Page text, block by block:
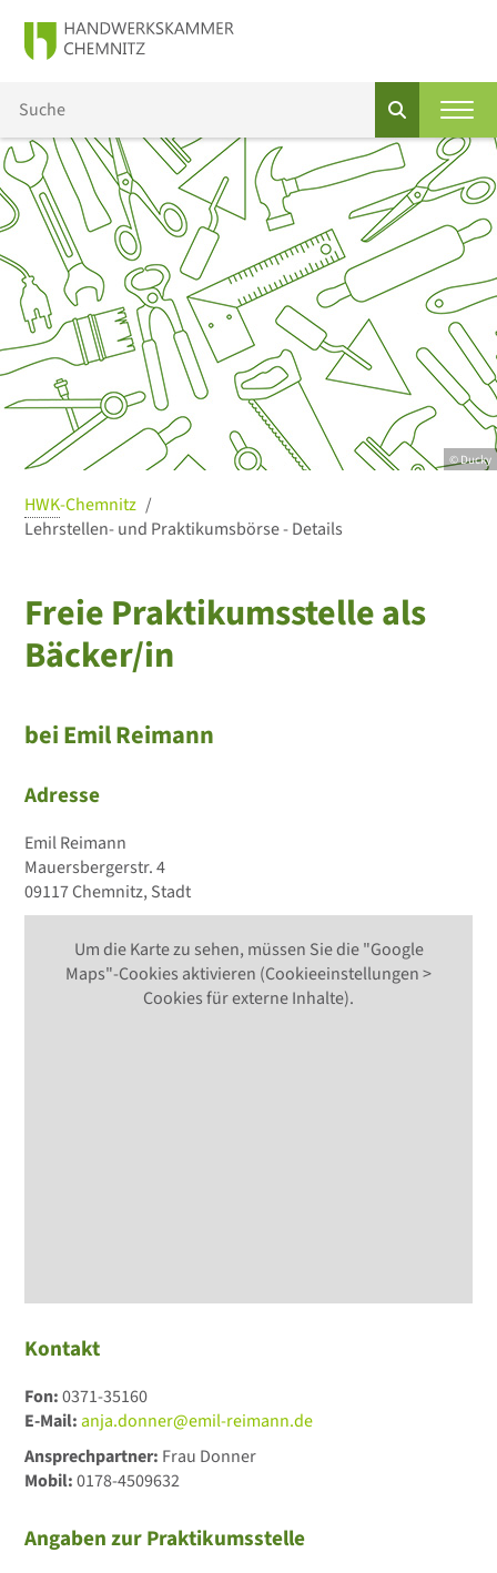
© Ducky
HWK-Chemnitz
Lehrstellen- und Praktikumsbörse - Details
Freie Praktikumsstelle als
Bäcker/in
bei Emil Reimann
Adresse
Emil Reimann
Mauersbergerstr. 4
09117 Chemnitz, Stadt
Um die Karte zu sehen, müssen Sie die "Google
Maps"-Cookies aktivieren (Cookieeinstellungen >
Cookies für externe Inhalte).
Kontakt
Fon:0371-35160
E-Mail:anja.donner@emil-reimann.de
Ansprechpartner: Frau Donner
Mobil:0178-4509632
Angaben zur Praktikumsstelle